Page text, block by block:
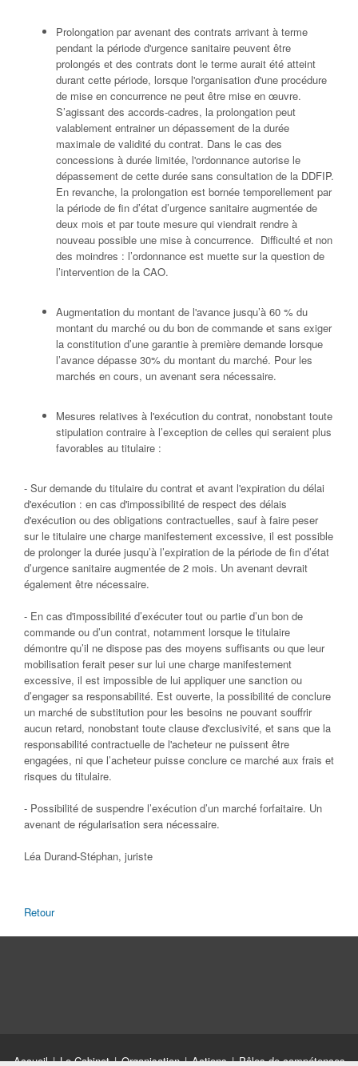
Prolongation par avenant des contrats arrivant à terme
pendant la période d'urgence sanitaire peuvent être
prolongés et des contrats dont le terme aurait été atteint
durant cette période, lorsque l'organisation d'une procédure
de mise en concurrence ne peut être mise en œuvre.
S’agissant des accords-cadres, la prolongation peut
valablement entrainer un dépassement de la durée
maximale de validité du contrat. Dans le cas des
concessions à durée limitée, l'ordonnance autorise le
dépassement de cette durée sans consultation de la DDFIP.
En revanche, la prolongation est bornée temporellement par
la période de fin d’état d’urgence sanitaire augmentée de
deux mois et par toute mesure qui viendrait rendre à
nouveau possible une mise à concurrence. Difficulté et non
des moindres : l’ordonnance est muette sur la question de
l’intervention de la CAO.
Augmentation du montant de l'avance jusqu’à 60 % du
montant du marché ou du bon de commande et sans exiger
la constitution d’une garantie à première demande lorsque
l’avance dépasse 30% du montant du marché. Pour les
marchés en cours, un avenant sera nécessaire.
Mesures relatives à l'exécution du contrat, nonobstant toute
stipulation contraire à l’exception de celles qui seraient plus
favorables au titulaire :
- Sur demande du titulaire du contrat et avant l'expiration du délai
d'exécution : en cas d'impossibilité de respect des délais
d'exécution ou des obligations contractuelles, sauf à faire peser
sur le titulaire une charge manifestement excessive, il est possible
de prolonger la durée jusqu’à l’expiration de la période de fin d’état
d’urgence sanitaire augmentée de 2 mois. Un avenant devrait
également être nécessaire.
- En cas d'impossibilité d’exécuter tout ou partie d’un bon de
commande ou d’un contrat, notamment lorsque le titulaire
démontre qu’il ne dispose pas des moyens suffisants ou que leur
mobilisation ferait peser sur lui une charge manifestement
excessive, il est impossible de lui appliquer une sanction ou
d’engager sa responsabilité. Est ouverte, la possibilité de conclure
un marché de substitution pour les besoins ne pouvant souffrir
aucun retard, nonobstant toute clause d'exclusivité, et sans que la
responsabilité contractuelle de l'acheteur ne puissent être
engagées, ni que l’acheteur puisse conclure ce marché aux frais et
risques du titulaire.
- Possibilité de suspendre l’exécution d’un marché forfaitaire. Un
avenant de régularisation sera nécessaire.
Léa Durand-Stéphan, juriste
Retour
Accueil|Le Cabinet|Organisation|Actions|Pôles de compétences